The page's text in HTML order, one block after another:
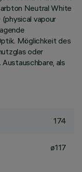
Neutral White
vapour
Möglichkeit des
oder
als
174
ø117